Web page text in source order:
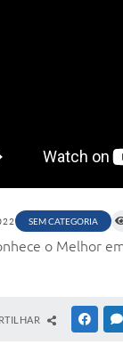
SEM CATEGORIA
o Melhor